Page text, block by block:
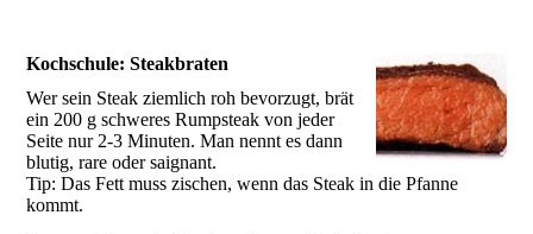
Kochschule: Steakbraten
Wer sein Steak ziemlich roh bevorzugt, brät
ein 200 g schweres Rumpsteak von jeder
Seite nur 2-3 Minuten. Man nennt es dann
blutig, rare oder saignant.
Tip: Das Fett muss zischen, wenn das Steak in die Pfanne
kommt.